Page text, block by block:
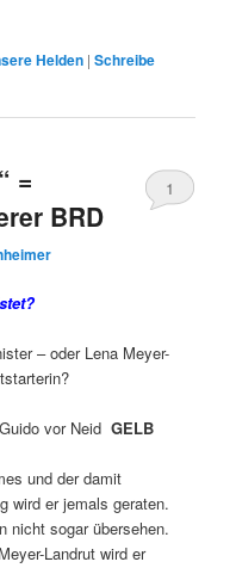
Helden |Schreibe
=
BRD
1
– oder Lena Meyer-
vor NeidGELB
und der damit
wird er jemals geraten.
nicht sogar übersehen.
Landrut wird er